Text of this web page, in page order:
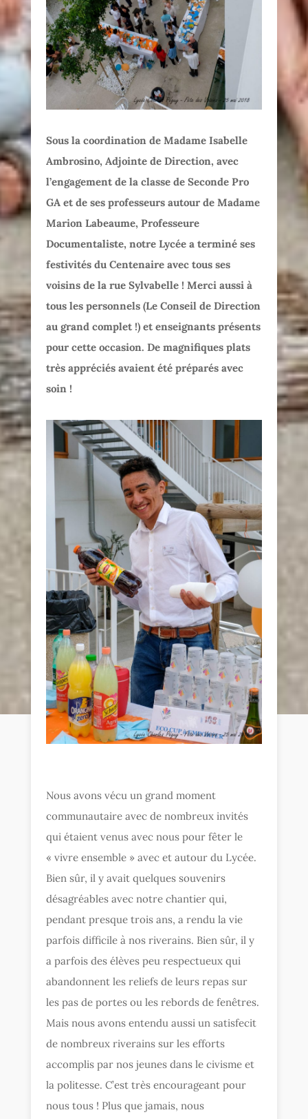
Sous la coordination de Madame Isabelle
Ambrosino, Adjointe de Direction, avec
l’engagement de la classe de Seconde Pro
GA et de ses professeurs autour de Madame
Marion Labeaume, Professeure
Documentaliste, notre Lycée a terminé ses
festivités du Centenaire avec tous ses
voisins de la rue Sylvabelle ! Merci aussi à
tous les personnels (Le Conseil de Direction
au grand complet !) et enseignants présents
pour cette occasion. De magnifiques plats
très appréciés avaient été préparés avec
soin !
Nous avons vécu un grand moment
communautaire avec de nombreux invités
qui étaient venus avec nous pour fêter le
« vivre ensemble » avec et autour du Lycée.
Bien sûr, il y avait quelques souvenirs
désagréables avec notre chantier qui,
pendant presque trois ans, a rendu la vie
parfois difficile à nos riverains. Bien sûr, il y
a parfois des élèves peu respectueux qui
abandonnent les reliefs de leurs repas sur
les pas de portes ou les rebords de fenêtres.
Mais nous avons entendu aussi un satisfecit
de nombreux riverains sur les efforts
accomplis par nos jeunes dans le civisme et
la politesse. C’est très encourageant pour
nous tous ! Plus que jamais, nous